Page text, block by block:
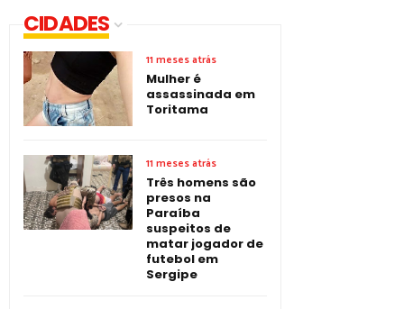
CIDADES
11 meses atrás
Mulher é
assassinada em
Toritama
11 meses atrás
Três homens são
presos na
Paraíba
suspeitos de
matar jogador de
futebol em
Sergipe